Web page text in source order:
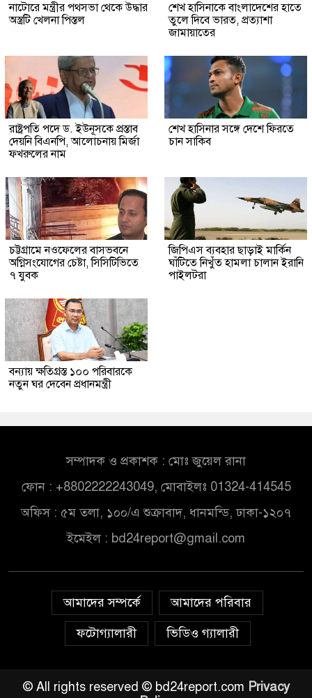
নাটোরে মন্ত্রীর পথসভা থেকে উদ্ধার
অস্ত্রটি খেলনা পিস্তল
শেখ হাসিনাকে বাংলাদেশের হাতে
তুলে দিবে ভারত, প্রত্যাশা
জামায়াতের
রাষ্ট্রপতি পদে ড. ইউনূসকে প্রস্তাব
দেয়নি বিএনপি, আলোচনায় মির্জা
ফখরুলের নাম
শেখ হাসিনার সঙ্গে দেশে ফিরতে
চান সাকিব
চট্টগ্রামে নওফেলের বাসভবনে
অগ্নিসংযোগের চেষ্টা, সিসিটিভিতে
৭ যুবক
জিপিএস ব্যবহার ছাড়াই মার্কিন
ঘাঁটিতে নিখুঁত হামলা চালান ইরানি
পাইলটরা
বন্যায় ক্ষতিগ্রস্ত ১০০ পরিবারকে
নতুন ঘর দেবেন প্রধানমন্ত্রী
সম্পাদক ও প্রকাশক : মোঃ জুয়েল রানা
ফোন : +8802222243049, মোবাইলঃ 01324-414545
অফিস : ৫ম তলা, ১০০/এ শুক্রাবাদ, ধানমন্ডি, ঢাকা-১২০৭
ইমেইল : bd24report@gmail.com
আমাদের সম্পর্কে
আমাদের পরিবার
ফটোগ্যালারী
ভিডিও গ্যালারী
© All rights reserved © bd24report.com Privacy